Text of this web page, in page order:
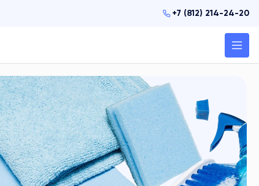
+7 (812) 214-24-20